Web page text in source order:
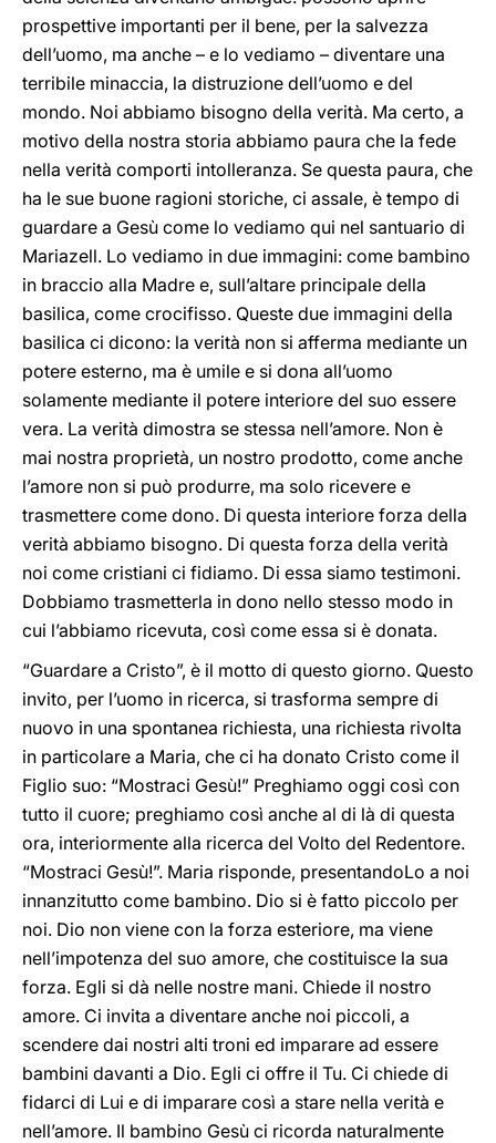
prospettive importanti per il bene, per la salvezza
dell’uomo, ma anche – e lo vediamo – diventare una
terribile minaccia, la distruzione dell’uomo e del
mondo. Noi abbiamo bisogno della verità. Ma certo, a
motivo della nostra storia abbiamo paura che la fede
nella verità comporti intolleranza. Se questa paura, che
ha le sue buone ragioni storiche, ci assale, è tempo di
guardare a Gesù come lo vediamo qui nel santuario di
Mariazell. Lo vediamo in due immagini: come bambino
in braccio alla Madre e, sull’altare principale della
basilica, come crocifisso. Queste due immagini della
basilica ci dicono: la verità non si afferma mediante un
potere esterno, ma è umile e si dona all’uomo
solamente mediante il potere interiore del suo essere
vera. La verità dimostra se stessa nell’amore. Non è
mai nostra proprietà, un nostro prodotto, come anche
l’amore non si può produrre, ma solo ricevere e
trasmettere come dono. Di questa interiore forza della
verità abbiamo bisogno. Di questa forza della verità
noi come cristiani ci fidiamo. Di essa siamo testimoni.
Dobbiamo trasmetterla in dono nello stesso modo in
cui l’abbiamo ricevuta, così come essa si è donata.
“Guardare a Cristo”, è il motto di questo giorno. Questo
invito, per l’uomo in ricerca, si trasforma sempre di
nuovo in una spontanea richiesta, una richiesta rivolta
in particolare a Maria, che ci ha donato Cristo come il
Figlio suo: “Mostraci Gesù!” Preghiamo oggi così con
tutto il cuore; preghiamo così anche al di là di questa
ora, interiormente alla ricerca del Volto del Redentore.
“Mostraci Gesù!”. Maria risponde, presentandoLo a noi
innanzitutto come bambino. Dio si è fatto piccolo per
noi. Dio non viene con la forza esteriore, ma viene
nell’impotenza del suo amore, che costituisce la sua
forza. Egli si dà nelle nostre mani. Chiede il nostro
amore. Ci invita a diventare anche noi piccoli, a
scendere dai nostri alti troni ed imparare ad essere
bambini davanti a Dio. Egli ci offre il Tu. Ci chiede di
fidarci di Lui e di imparare così a stare nella verità e
nell’amore. Il bambino Gesù ci ricorda naturalmente